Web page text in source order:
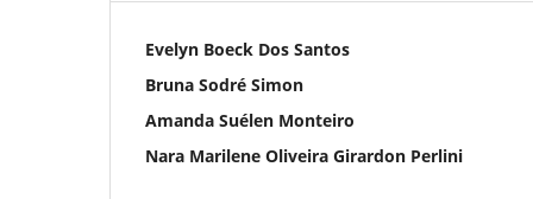
Evelyn Boeck Dos Santos
Bruna Sodré Simon
Amanda Suélen Monteiro
Nara Marilene Oliveira Girardon Perlini